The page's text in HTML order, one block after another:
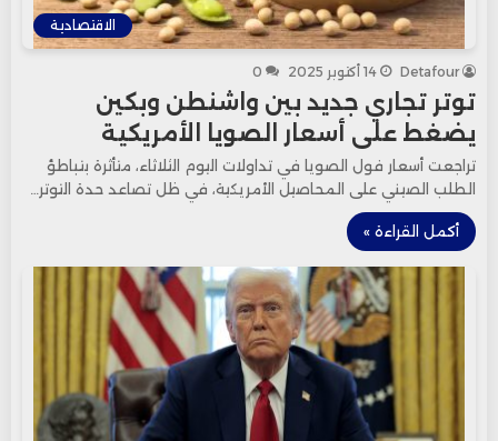
الاقتصادية
Detafour 14 أكتوبر 2025 0
توتر تجاري جديد بين واشنطن وبكين
يضغط على أسعار الصويا الأمريكية
تراجعت أسعار فول الصويا في تداولات اليوم الثلاثاء، متأثرة بتباطؤ
الطلب الصيني على المحاصيل الأمريكية، في ظل تصاعد حدة التوتر…
أكمل القراءة »